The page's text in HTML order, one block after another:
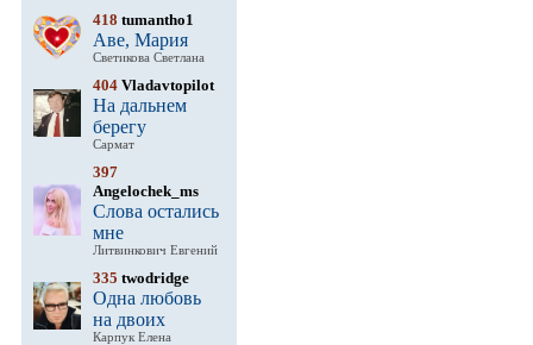
418 tumantho1
Аве, Мария
Светикова Светлана
404 Vladavtopilot
На дальнем
берегу
Сармат
397
Angelochek_ms
Слова остались
мне
Литвинкович Евгений
335 twodridge
Одна любовь
на двоих
Карпук Елена